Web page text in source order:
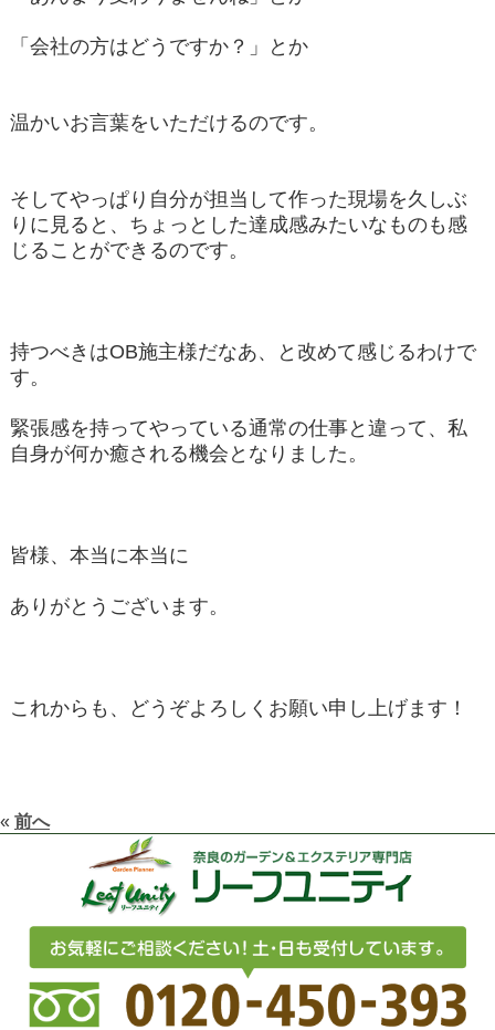
「会社の方はどうですか？」とか
温かいお言葉をいただけるのです。
そしてやっぱり自分が担当して作った現場を久しぶ
りに見ると、ちょっとした達成感みたいなものも感
じることができるのです。
持つべきはOB施主様だなあ、と改めて感じるわけで
す。
緊張感を持ってやっている通常の仕事と違って、私
自身が何か癒される機会となりました。
皆様、本当に本当に
ありがとうございます。
これからも、どうぞよろしくお願い申し上げます！
« 前へ